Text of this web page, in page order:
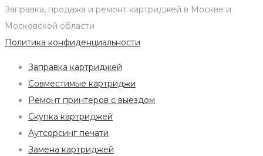
Заправка, продажа и ремонт картриджей в Москве и
Московской области
Политика конфиденциальности
Заправка картриджей
Совместимые картриджи
Ремонт принтеров с выездом
Скупка картриджей
Аутсорсинг печати
Замена картриджей